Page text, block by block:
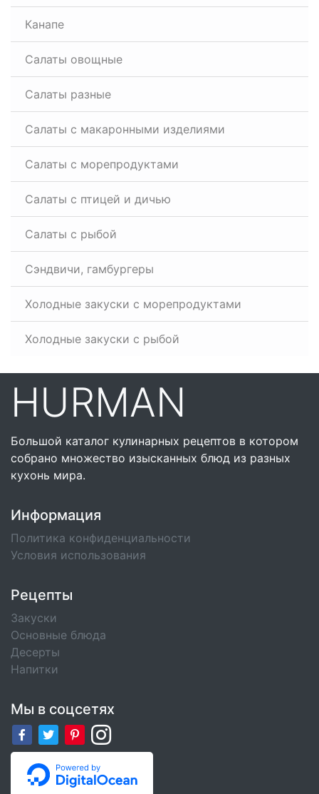
Канапе
Салаты овощные
Салаты разные
Салаты с макаронными изделиями
Салаты с морепродуктами
Салаты с птицей и дичью
Салаты с рыбой
Сэндвичи, гамбургеры
Холодные закуски с морепродуктами
Холодные закуски с рыбой
HURMAN
Большой каталог кулинарных рецептов в котором
собрано множество изысканных блюд из разных
кухонь мира.
Информация
Политика конфиденциальности
Условия использования
Рецепты
Закуски
Основные блюда
Десерты
Напитки
Мы в соцсетях